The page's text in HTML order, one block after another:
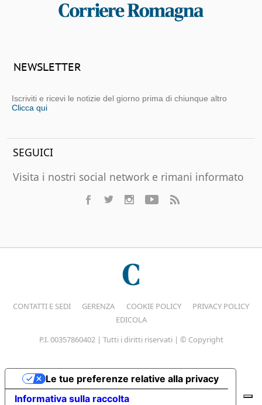
NEWSLETTER
Iscriviti e ricevi le notizie del giorno prima di chiunque altro
Clicca qui
SEGUICI
Visita i nostri social network e rimani informato
CONTATTI E SEDI GERENZA COOKIE POLICY
PRIVACY POLICY
EDICOLA
P.I. 00357860402 | Tutti i diritti riservati | © Copyright
Informativa sulla raccolta
Le tue preferenze relative alla privacy